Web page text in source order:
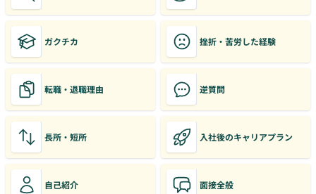
ガクチカ 挫折・苦労した経験
転職・退職理由 逆質問
長所・短所 入社後のキャリアプラン
自己紹介 面接全般